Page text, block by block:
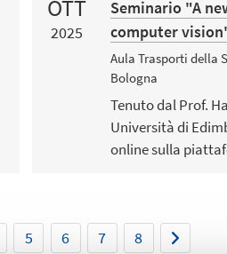
OTT
2025
Seminario "A
computer
Aula Trasporti della
Bologna
Tenuto dal Prof.
Università di
online sulla
5 6 7 8